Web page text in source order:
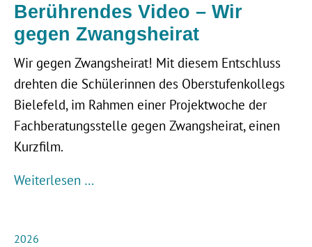
Berührendes Video – Wir
gegen Zwangsheirat
Wir gegen Zwangsheirat! Mit diesem Entschluss
drehten die Schülerinnen des Oberstufenkollegs
Bielefeld, im Rahmen einer Projektwoche der
Fachberatungsstelle gegen Zwangsheirat, einen
Kurzfilm.
Weiterlesen …
2026